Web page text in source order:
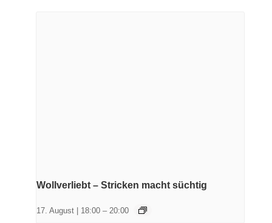
Wollverliebt – Stricken macht süchtig
17. August | 18:00 – 20:00